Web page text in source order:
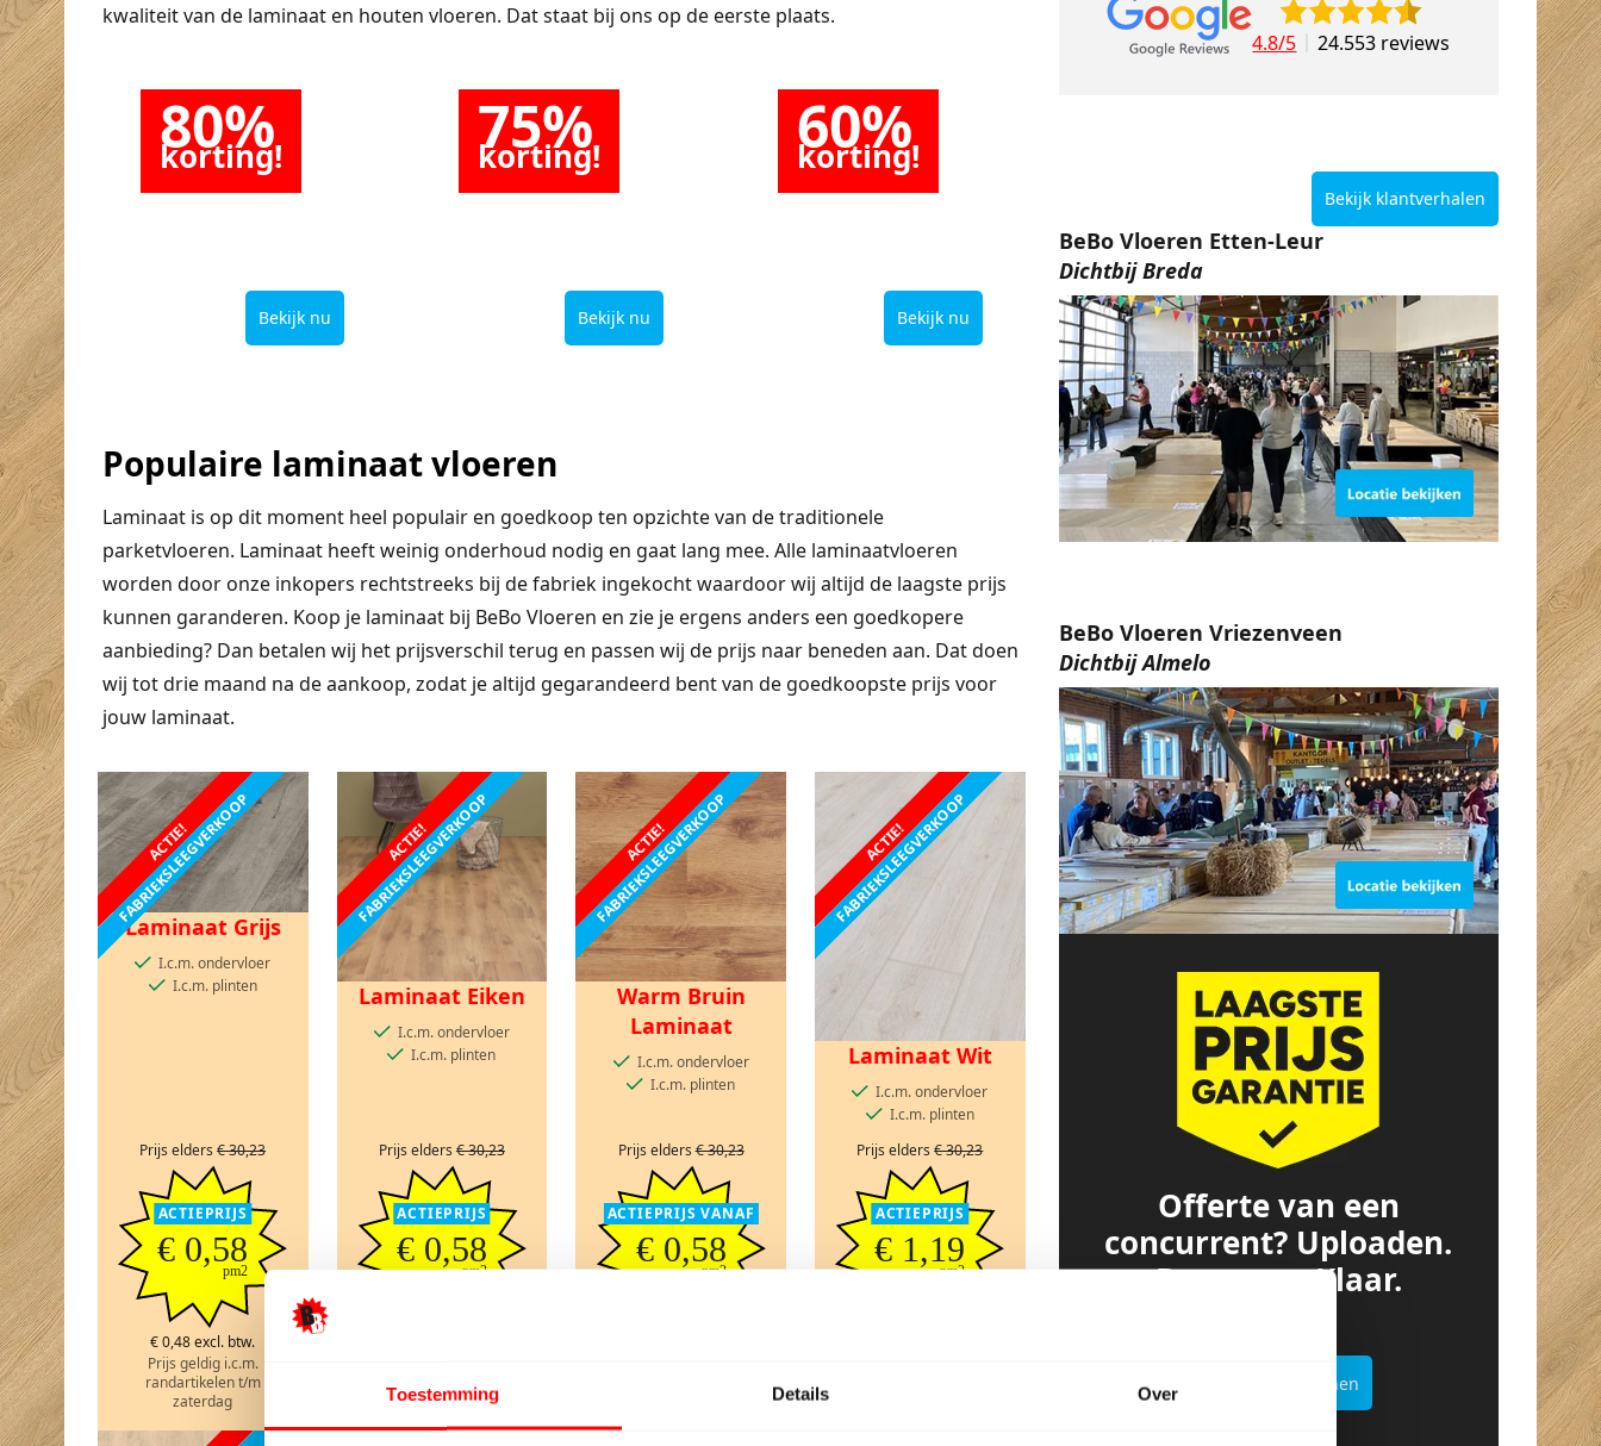
Toestemming Details Over
kwaliteit van de laminaat en houten vloeren. Dat staat bij ons op de eerste plaats.
80%
korting!
Bekijk nu
75%
korting!
Bekijk nu
60%
korting!
Bekijk nu
Populaire laminaat vloeren
Laminaat is op dit moment heel populair en goedkoop ten opzichte van de traditionele
parketvloeren. Laminaat heeft weinig onderhoud nodig en gaat lang mee. Alle laminaatvloeren
worden door onze inkopers rechtstreeks bij de fabriek ingekocht waardoor wij altijd de laagste prijs
kunnen garanderen. Koop je laminaat bij BeBo Vloeren en zie je ergens anders een goedkopere
aanbieding? Dan betalen wij het prijsverschil terug en passen wij de prijs naar beneden aan. Dat doen
wij tot drie maand na de aankoop, zodat je altijd gegarandeerd bent van de goedkoopste prijs voor
jouw laminaat.
ACTIE!
FABRIEKSLEEGVERKOOP
Laminaat Grijs
I.c.m. ondervloer
I.c.m. plinten
Prijs elders€ 30,23
ACTIEPRIJS
€ 0,58
pm2
€ 0,48 excl. btw.
Prijs geldig i.c.m.
randartikelen t/m
zaterdag
ACTIE!
FABRIEKSLEEGVERKOOP
Laminaat Eiken
I.c.m. ondervloer
I.c.m. plinten
Prijs elders€ 30,23
ACTIEPRIJS
€ 0,58
pm2
randartikelen t/m
zaterdag
ACTIE!
FABRIEKSLEEGVERKOOP
Warm Bruin
Laminaat
I.c.m. ondervloer
I.c.m. plinten
Prijs elders€ 30,23
ACTIEPRIJS VANAF
€ 0,58
pm2
ACTIE!
FABRIEKSLEEGVERKOOP
Laminaat Wit
I.c.m. ondervloer
I.c.m. plinten
Prijs elders€ 30,23
ACTIEPRIJS
€ 1,19
pm2
4.8/5 24.553 reviews
Bekijk klantverhalen
BeBo Vloeren Etten-Leur
Dichtbij Breda
BeBo Vloeren Vriezenveen
Dichtbij Almelo
Offerte van een
concurrent? Uploaden.
Besparen. Klaar.
Offertekiller openen